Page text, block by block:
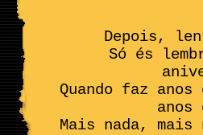
Depois,
Só és
Quando faz
anos
Mais nada, mais